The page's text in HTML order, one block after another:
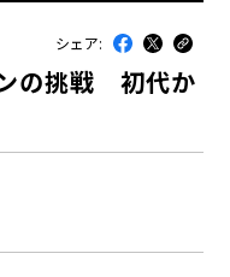
ース
シェア:
の挑戦 初代か